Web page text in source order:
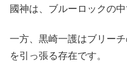
國神は、ブルーロックの
一方、黒崎一護はブリー
を引っ張る存在です。